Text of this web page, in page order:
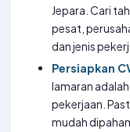
Jepara. Cari
pesat,
dan jenis
Persiapkan
lamaran
pekerjaan.
mudah